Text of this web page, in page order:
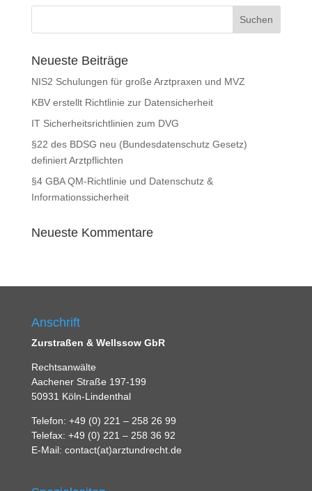
Neueste Beiträge
NIS2 Schulungen für große Arztpraxen und MVZ
KBV erstellt Richtlinie zur Datensicherheit
IT Sicherheitsrichtlinien zum DVG
§22 des BDSG neu (Bundesdatenschutz Gesetz)
definiert Arztpflichten
§4 GBA QM-Richtlinie und Datenschutz &
Informationssicherheit
Neueste Kommentare
Anschrift
Zurstraßen & Wellssow GbR
Rechtsanwälte
Aachener Straße 197-199
50931 Köln-Lindenthal
Telefon: +49 (0) 221 – 258 26 99
Telefax: +49 (0) 221 – 258 36 92
E-Mail: contact(at)arztundrecht.de